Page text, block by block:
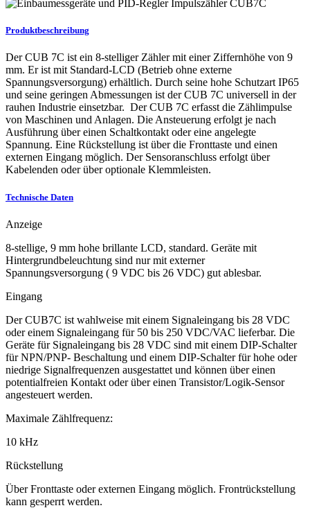
Produktbeschreibung
Der CUB 7C ist ein 8-stelliger Zähler mit einer Ziffernhöhe von 9
mm. Er ist mit Standard-LCD (Betrieb ohne externe
Spannungsversorgung) erhältlich. Durch seine hohe Schutzart IP65
und seine geringen Abmessungen ist der CUB 7C universell in der
rauhen Industrie einsetzbar. Der CUB 7C erfasst die Zählimpulse
von Maschinen und Anlagen. Die Ansteuerung erfolgt je nach
Ausführung über einen Schaltkontakt oder eine angelegte
Spannung. Eine Rückstellung ist über die Fronttaste und einen
externen Eingang möglich. Der Sensoranschluss erfolgt über
Kabelenden oder über optionale Klemmleisten.
Technische Daten
Anzeige
8-stellige, 9 mm hohe brillante LCD, standard. Geräte mit
Hintergrundbeleuchtung sind nur mit externer
Spannungsversorgung ( 9 VDC bis 26 VDC) gut ablesbar.
Eingang
Der CUB7C ist wahlweise mit einem Signaleingang bis 28 VDC
oder einem Signaleingang für 50 bis 250 VDC/VAC lieferbar. Die
Geräte für Signaleingang bis 28 VDC sind mit einem DIP-Schalter
für NPN/PNP- Beschaltung und einem DIP-Schalter für hohe oder
niedrige Signalfrequenzen ausgestattet und können über einen
potentialfreien Kontakt oder über einen Transistor/Logik-Sensor
angesteuert werden.
Maximale Zählfrequenz:
10 kHz
Rückstellung
Über Fronttaste oder externen Eingang möglich. Frontrückstellung
kann gesperrt werden.